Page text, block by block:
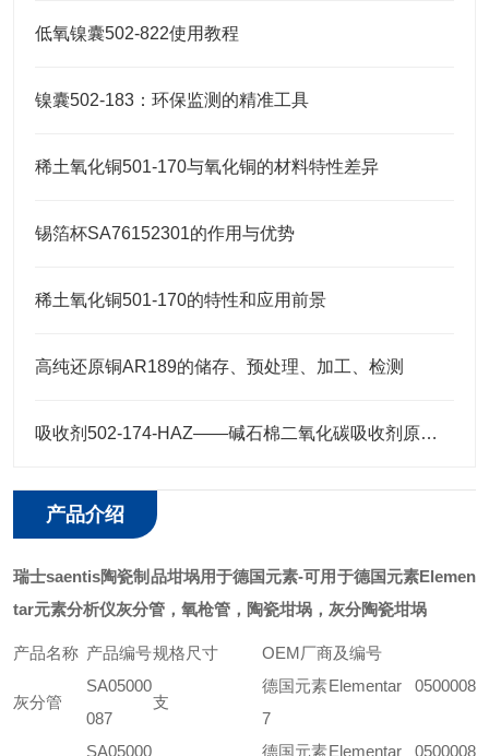
低氧镍囊502-822使用教程
镍囊502-183：环保监测的精准工具
稀土氧化铜501-170与氧化铜的材料特性差异
锡箔杯SA76152301的作用与优势
稀土氧化铜501-170的特性和应用前景
高纯还原铜AR189的储存、预处理、加工、检测
吸收剂502-174-HAZ——碱石棉二氧化碳吸收剂原理与元素分析及气体净化应用
产品介绍
瑞士saentis陶瓷制品坩埚用于德国元素-可用于德国元素Elemen
tar元素分析仪灰分管，氧枪管，陶瓷坩埚，灰分陶瓷坩埚
产品名称 产品编号规格尺寸 OEM厂商及编号
灰分管
SA05000
087
支
德国元素Elementar 0500008
7
SA05000
德国元素Elementar 0500008